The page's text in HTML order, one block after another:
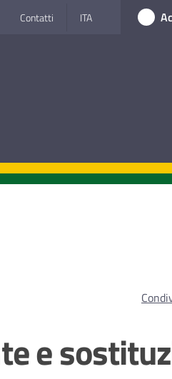
Contatti ITA
e